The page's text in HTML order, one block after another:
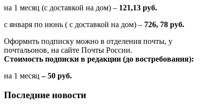
на 1 месяц (с доставкой на дом) – 121,13 руб.
с января по июнь ( с доставкой на дом) – 726, 78 руб.
Оформить подписку можно в отделения почты, у
почтальонов, на сайте Почты России.
Стоимость подписки в редакции (до востребования):
на 1 месяц – 50 руб.
Последние новости